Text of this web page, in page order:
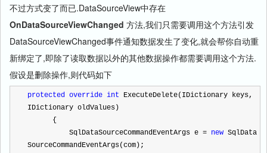
不过方式变了而已.DataSourceView中存在
OnDataSourceViewChanged 方法,我们只需要调用这个方法引发
DataSourceViewChanged事件通知数据发生了变化,就会帮你自动重
新绑定了,即除了读取数据以外的其他数据操作都需要调用这个方法.
假设是删除操作,则代码如下
protected override int ExecuteDelete(IDictionary keys,
IDictionary oldValues)
      {
          SqlDataSourceCommandEventArgs e
= new SqlData
SourceCommandEventArgs(com);